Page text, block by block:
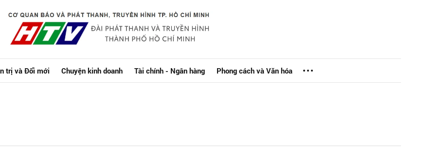
trị và Đổi mới Chuyện kinh doanh Tài chính - Ngân hàng Phong cách và Văn hóa